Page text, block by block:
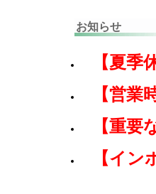
お知らせ
【夏季
【営業
【重
【イ